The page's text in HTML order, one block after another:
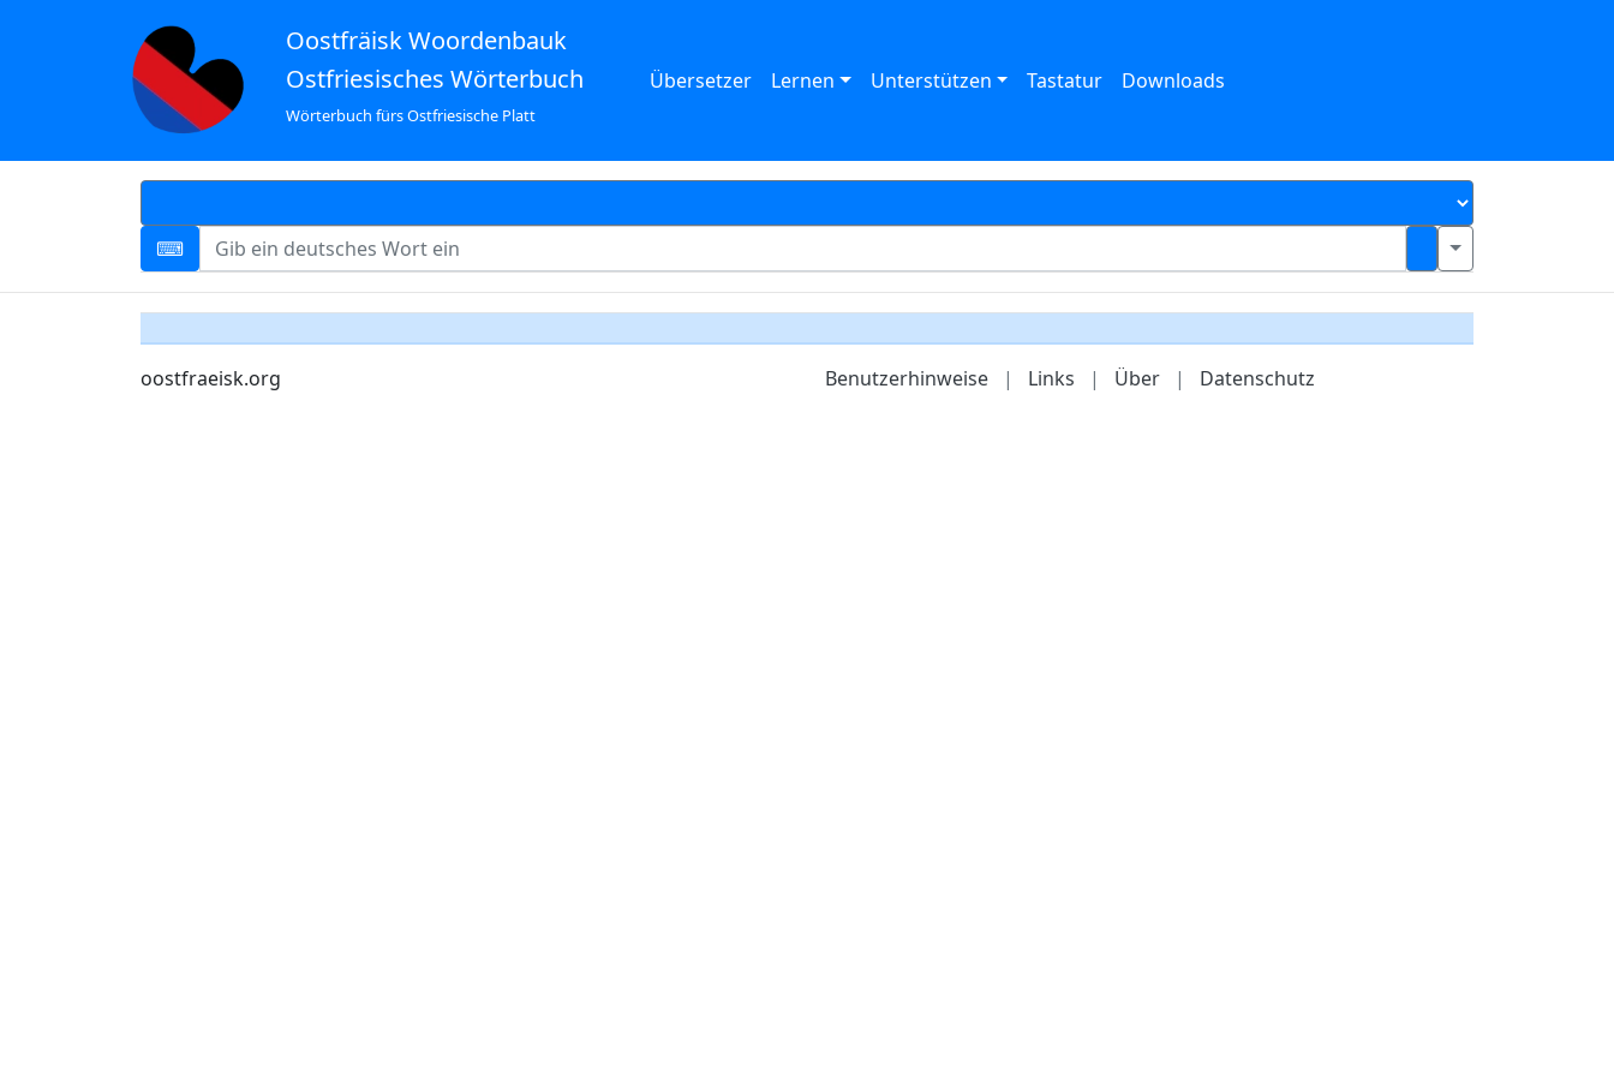
Oostfräisk Woordenbauk
Ostfriesisches Wörterbuch
Wörterbuch fürs Ostfriesische Platt
Übersetzer Lernen Unterstützen Tastatur Downloads
oostfraeisk.org Benutzerhinweise | Links | Über | Datenschutz